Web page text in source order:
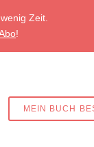
Zeit.
!
MEIN BUCH